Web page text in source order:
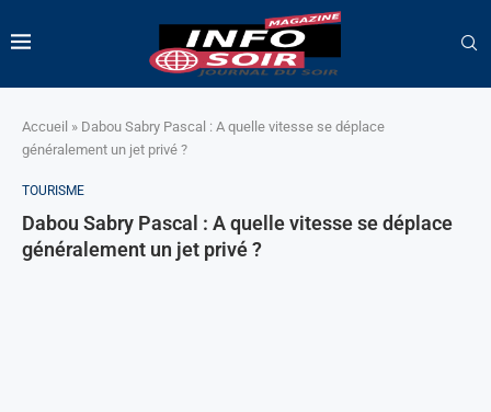
Accueil » Dabou Sabry Pascal : A quelle vitesse se déplace
généralement un jet privé ?
TOURISME
Dabou Sabry Pascal : A quelle vitesse se déplace
généralement un jet privé ?